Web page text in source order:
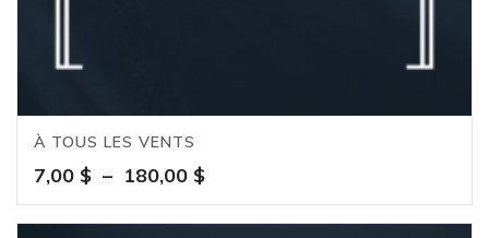
À TOUS LES VENTS
7,00 $ – 180,00 $Plage
de
prix :